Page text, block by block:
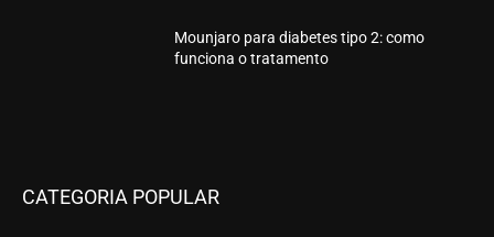
Mounjaro para diabetes tipo 2: como
funciona o tratamento
CATEGORIA POPULAR